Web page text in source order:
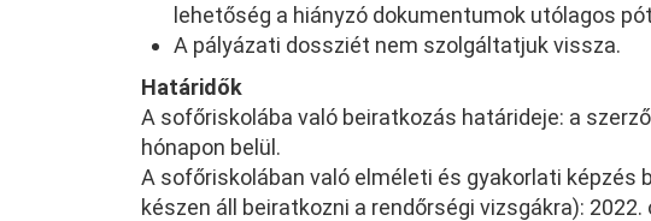
lehetőség a hiányzó dokumentumok utólagos
A pályázati dossziét nem szolgáltatjuk vissza.
Határidők
A sofőriskolába való beiratkozás határideje: a
hónapon belül.
A sofőriskolában való elméleti és gyakorlati képzés
készen áll beiratkozni a rendőrségi vizsgákra): 2022.